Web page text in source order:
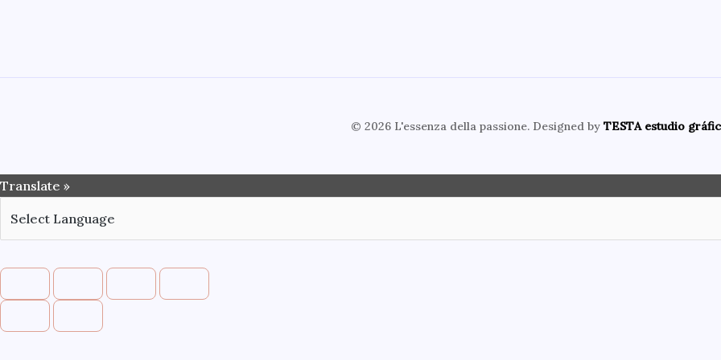
© 2026 L'essenza della passione. Designed by TESTA estudio
Translate »